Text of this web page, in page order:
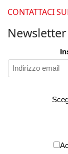
CONTATTACI
Newsletter